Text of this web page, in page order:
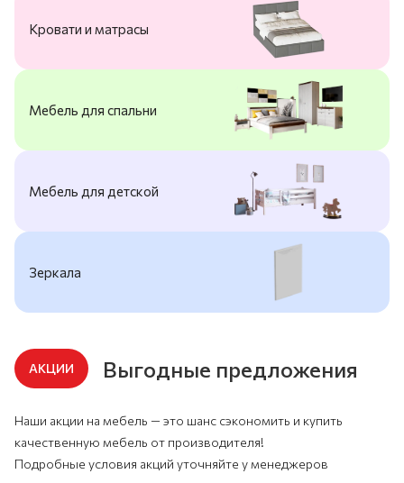
Кровати и матрасы
Мебель для спальни
Мебель для детской
Зеркала
АКЦИИ Выгодные предложения
Наши акции на мебель — это шанс сэкономить и купить
качественную мебель от производителя!
Подробные условия акций уточняйте у менеджеров